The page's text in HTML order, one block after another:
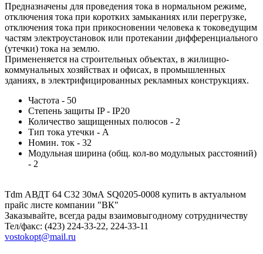
Предназначены для проведения тока в нормальном режиме,
отключения тока при коротких замыканиях или перегрузке,
отключения тока при прикосновении человека к токоведущим
частям электроустановок или протекании дифференциального
(утечки) тока на землю.
Примененяется на строительных объектах, в жилищно-
коммунальных хозяйствах и офисах, в промышленных
зданиях, в электрифицированных рекламных конструкциях.
Частота - 50
Степень защиты IP - IP20
Количество защищенных полюсов - 2
Тип тока утечки - A
Номин. ток - 32
Модульная ширина (общ. кол-во модульных расстояний)
- 2
Tdm АВДТ 64 C32 30мА SQ0205-0008 купить в актуальном
прайс листе компании "ВК"
Заказывайте, всегда рады взаимовыгодному сотрудничеству
Тел/факс: (423) 224-33-22, 224-33-11
vostokopt@mail.ru